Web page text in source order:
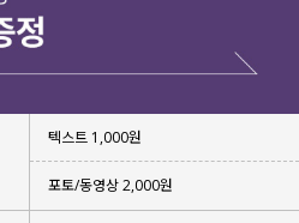
텍스트 1,000원
포토/동영상 2,000원